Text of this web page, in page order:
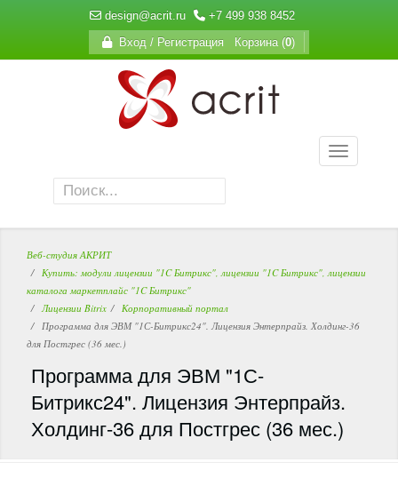
design@acrit.ru +7 499 938 8452
Вход / Регистрация Корзина (0)
Веб-студия АКРИТ
Купить: модули лицензии "1C Битрикс", лицензии "1C Битрикс", лицензии
каталога маркетплайс "1C Битрикс"
Лицензии Bitrix
Корпоративный портал
Программа для ЭВМ "1С-Битрикс24". Лицензия Энтерпрайз. Холдинг-36
для Постгрес (36 мес.)
Программа для ЭВМ "1С-
Битрикс24". Лицензия Энтерпрайз.
Холдинг-36 для Постгрес (36 мес.)